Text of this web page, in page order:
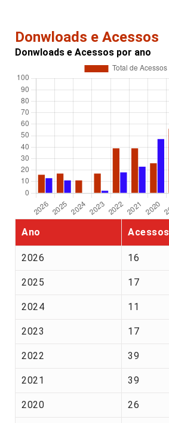
Donwloads e Acessos
Donwloads e Acessos por ano
Ano Acessos
2026 16
2025 17
2024 11
2023 17
2022 39
2021 39
2020 26